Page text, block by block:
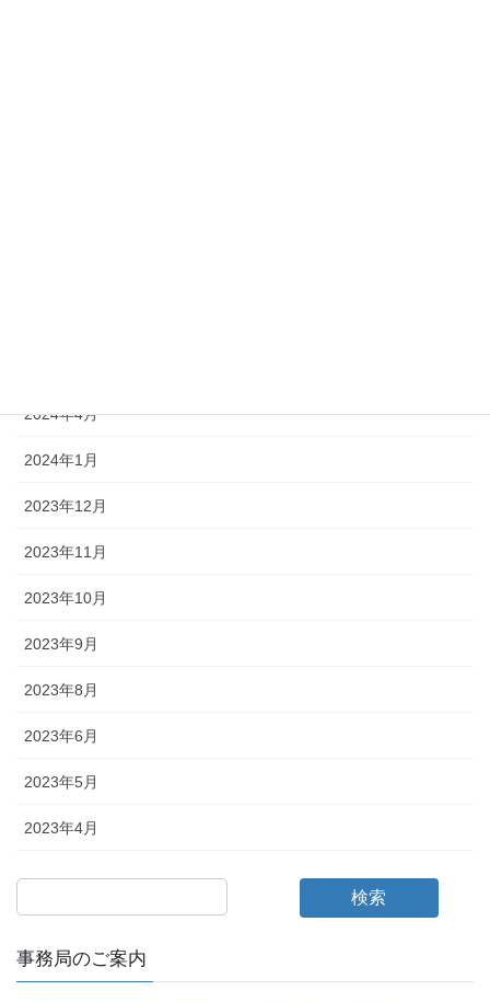
2024年4月
2024年1月
2023年12月
2023年11月
2023年10月
2023年9月
2023年8月
2023年6月
2023年5月
2023年4月
検索
事務局のご案内